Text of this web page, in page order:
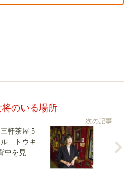
将のいる場所
次の記事
軒茶屋 5
ル トウキ
を見届